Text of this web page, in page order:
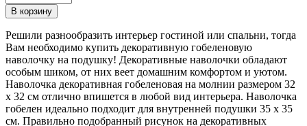
В корзину
Решили разнообразить интерьер гостиной или спальни, тогда
Вам необходимо купить декоративную гобеленовую
наволочку на подушку! Декоративные наволочки обладают
особым шиком, от них веет домашним комфортом и уютом.
Наволочка декоративная гобеленовая на молнии размером 32
х 32 см отлично впишется в любой вид интерьера. Наволочка
гобелен идеально подходит для внутренней подушки 35 х 35
см. Правильно подобранный рисунок на декоративных